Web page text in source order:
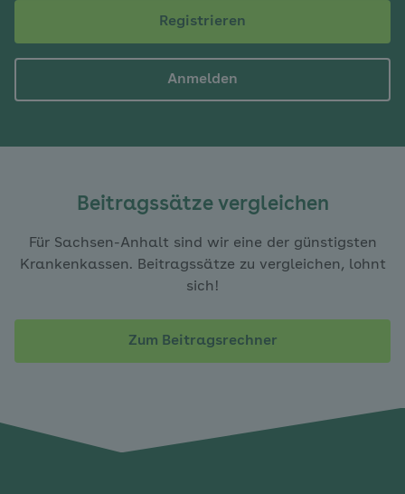
Registrieren
Anmelden
Beitragssätze vergleichen
Für Sachsen-Anhalt sind wir eine der günstigsten
Krankenkassen. Beitragssätze zu vergleichen, lohnt
sich!
Zum Beitragsrechner